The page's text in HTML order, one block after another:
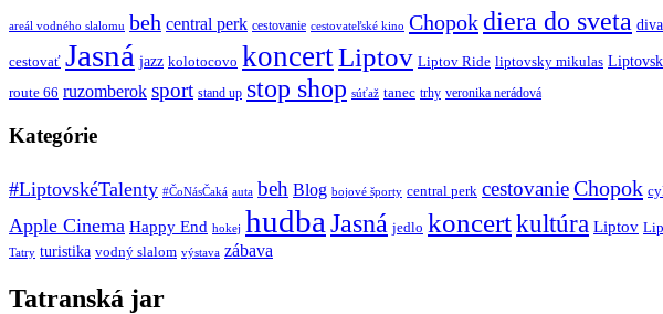
areál vodného slalomu beh central perk cestovanie cestovateľské kino Chopokdiera do sveta
cestovať Jasná jazz kolotocovo koncertLiptov Liptov Ride liptovsky mikulas
route 66 ruzomberok sport stand up stop shop súťaž tanec trhy veronika nerádová
Kategórie
#LiptovskéTalenty #ČoNásČaká auta beh Blog bojové športy central perk cestovanieChopok
Apple Cinema Happy End hokej hudba Jasná jedlo koncertkultúra Liptov
Tatry turistika vodný slalom výstava zábava
Tatranská jar